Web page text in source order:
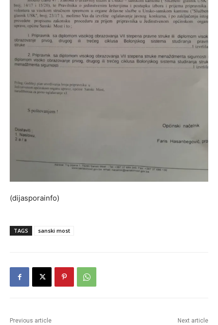
(dijasporainfo)
TAGS sanski most
Previous article Next article